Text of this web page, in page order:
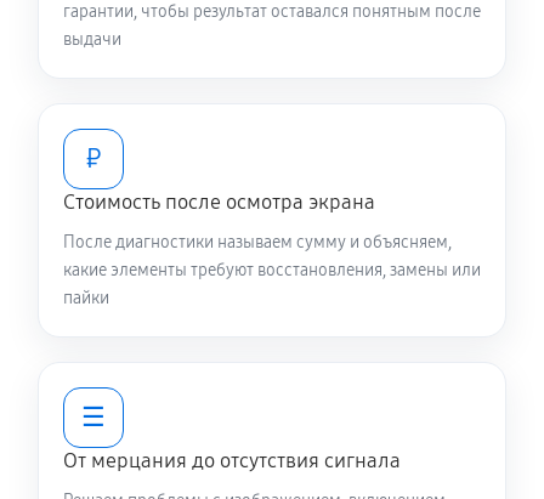
гарантии, чтобы результат оставался понятным после
выдачи
₽
Стоимость после осмотра экрана
После диагностики называем сумму и объясняем,
какие элементы требуют восстановления, замены или
пайки
☰
От мерцания до отсутствия сигнала